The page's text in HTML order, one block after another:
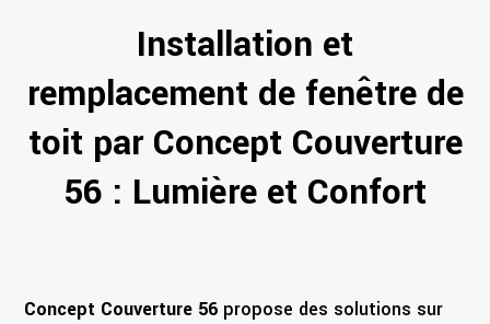
Installation et
remplacement de fenêtre de
toit par Concept Couverture
56 : Lumière et Confort
Concept Couverture 56 propose des solutions sur